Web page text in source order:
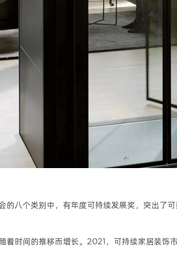
八个类别中，有年度可持续发展奖，突出了
时间的推移而增长。2021，可持续家居装饰